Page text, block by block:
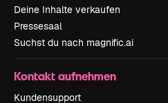
Deine Inhalte verkaufen
Pressesaal
Suchst du nach magnific.ai
Kontakt aufnehmen
Kundensupport